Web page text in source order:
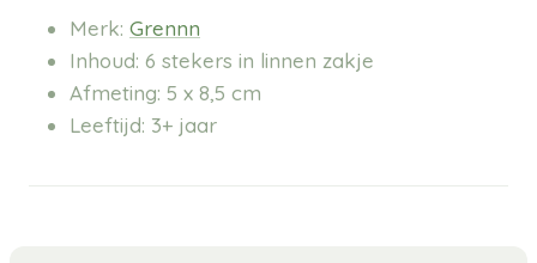
Merk: Grennn
Inhoud: 6 stekers in linnen zakje
Afmeting: 5 x 8,5 cm
Leeftijd: 3+ jaar